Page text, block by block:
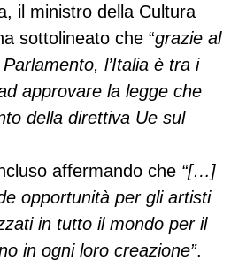
il ministro della Cultura
sottolineato che “grazie al
l’Italia è tra i
approvare la legge che
della direttiva Ue sul
affermando che “[…]
opportunità per gli artisti
in tutto il mondo per il
in ogni loro creazione”.